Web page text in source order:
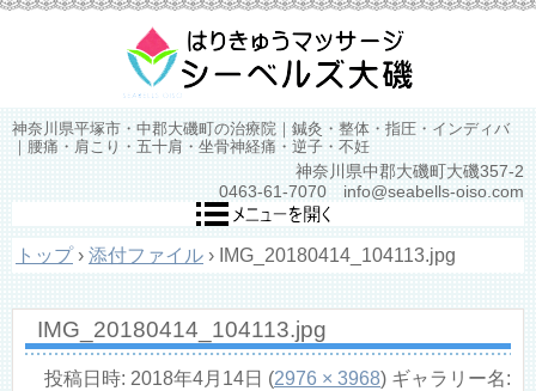
神奈川県平塚市・中郡大磯町の治療院｜鍼灸・整体・指圧・インディバ
｜腰痛・肩こり・五十肩・坐骨神経痛・逆子・不妊
神奈川県中郡大磯町大磯357-2
0463-61-7070 info@seabells-oiso.com
トップ › 添付ファイル › IMG_20180414_104113.jpg
IMG_20180414_104113.jpg
投稿日時: 2018年4月14日 (2976 × 3968) ギャラリー名: